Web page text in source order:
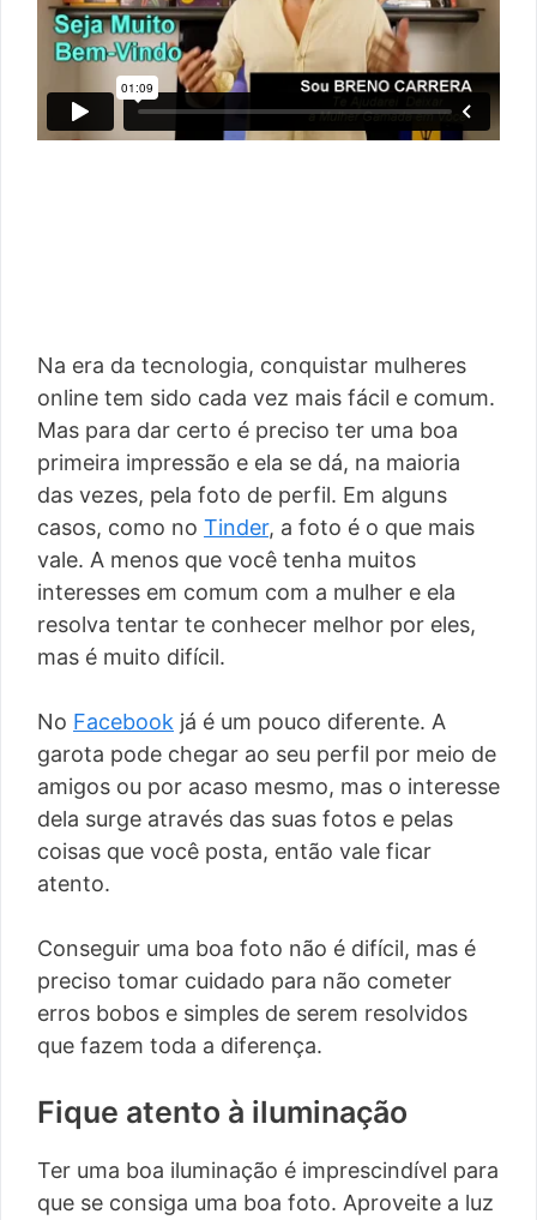
Na era da tecnologia, conquistar mulheres
online tem sido cada vez mais fácil e comum.
Mas para dar certo é preciso ter uma boa
primeira impressão e ela se dá, na maioria
das vezes, pela foto de perfil. Em alguns
casos, como no Tinder, a foto é o que mais
vale. A menos que você tenha muitos
interesses em comum com a mulher e ela
resolva tentar te conhecer melhor por eles,
mas é muito difícil.
No Facebook já é um pouco diferente. A
garota pode chegar ao seu perfil por meio de
amigos ou por acaso mesmo, mas o interesse
dela surge através das suas fotos e pelas
coisas que você posta, então vale ficar
atento.
Conseguir uma boa foto não é difícil, mas é
preciso tomar cuidado para não cometer
erros bobos e simples de serem resolvidos
que fazem toda a diferença.
Fique atento à iluminação
Ter uma boa iluminação é imprescindível para
que se consiga uma boa foto. Aproveite a luz